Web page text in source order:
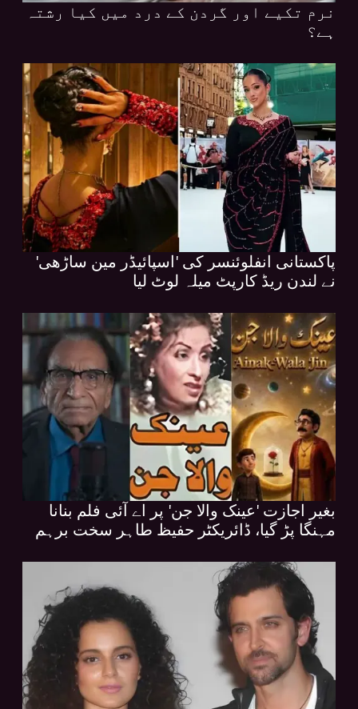
نرم تکیے اور گردن کے درد میں کیا رشتہ
ہے؟
پاکستانی انفلوئنسر کی 'اسپائیڈر مین ساڑھی'
نے لندن ریڈ کارپٹ میلہ لوٹ لیا
بغیر اجازت 'عینک والا جن' پر اے آئی فلم بنانا
مہنگا پڑ گیا، ڈائریکٹر حفیظ طاہر سخت برہم